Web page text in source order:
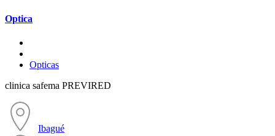
Optica
Opticas
clinica safema PREVIRED
Ibagué